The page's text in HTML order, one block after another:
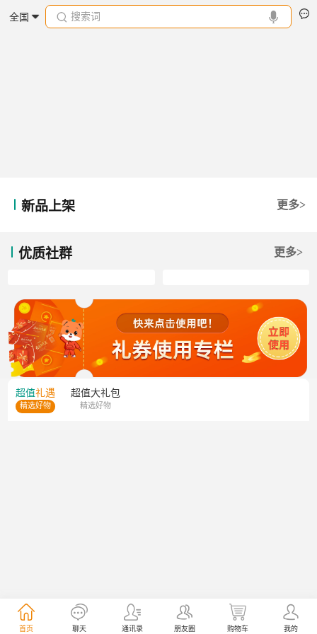
全国 搜索词
新品上架 更多>
优质社群 更多>
超值礼遇
精选好物
超值大礼包
精选好物
首页 聊天 通讯录 朋友圈 购物车 我的